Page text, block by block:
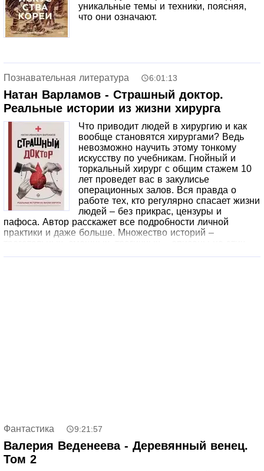
предлагает нам взглянуть на оккупированную Францию
глазами женщин, которые внезапно оказались чужими
для всех.
уникальные темы и техники, поясняя,
что они означают.
Познавательная литература 6:01:13
Натан Варламов - Страшный доктор.
Реальные истории из жизни хирурга
Что приводит людей в хирургию и как
вообще становятся хирургами? Ведь
невозможно научить этому тонкому
искусству по учебникам. Гнойный и
торкальный хирург с общим стажем 10
лет проведет вас в закулисье
операционных залов. Вся правда о
работе тех, кто регулярно спасает жизни
людей – без прикрас, цензуры и
пафоса. Автор расскажет все подробности личной
практики и даже больше. Множество историй –
Фантастика 9:21:57
Валерия Веденеева - Деревянный венец.
Том 2